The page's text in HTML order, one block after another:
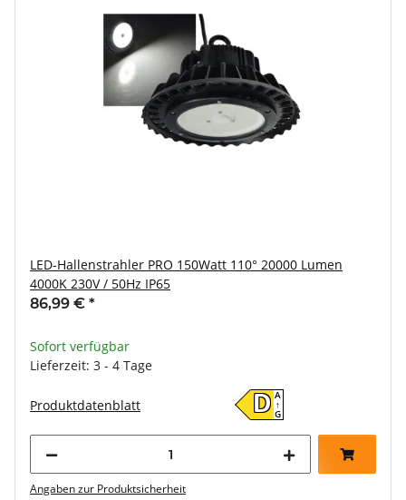
LED-Hallenstrahler PRO 150Watt 110° 20000 Lumen
4000K 230V / 50Hz IP65
86,99 € *
Sofort verfügbar
Lieferzeit: 3 - 4 Tage
Produktdatenblatt D A
↑
G
Angaben zur Produktsicherheit